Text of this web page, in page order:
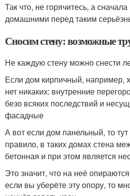
Так что, не горячитесь, а
домашними перед таким
Сносим стену: возможные
Не каждую стену можно снести
Если дом кирпичный, например,
нет никаких: внутренние
безо всяких последствий и
фасадные
А вот если дом панельный, то
правило, в таких домах стена
бетонная и при этом является
Это значит, что на неё
если вы уберёте эту опору, то